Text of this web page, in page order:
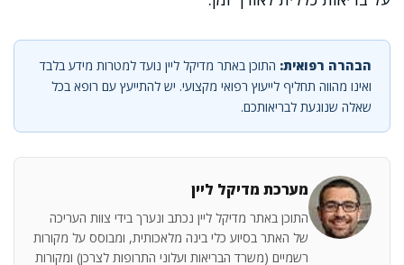
הבהרה רפואית: התוכן באתר מדיקל ליין נועד למטרות מידע בלבד
ואינו מהווה תחליף לייעוץ רפואי מקצועי. יש להתייעץ עם רופא בכל
שאלה שנוגעת לבריאותכם.
מערכת מדיקל ליין
התוכן באתר מדיקל ליין נכתב ונערך בידי צוות העריכה
של האתר בסיוע כלי בינה מלאכותית, ומבוסס על מקורות
רשמיים (משרד הבריאות ועלוני התרופות לצרכן) ומקורות